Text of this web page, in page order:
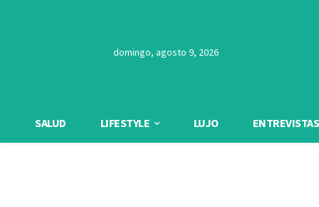
domingo, agosto 9, 2026
SALUD LIFESTYLE LUJO ENTREVISTAS